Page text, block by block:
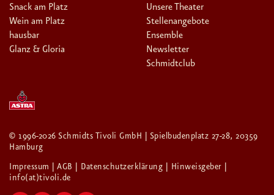
Snack am Platz
Wein am Platz
hausbar
Glanz & Gloria
Unsere Theater
Stellenangebote
Ensemble
Newsletter
Schmidtclub
© 1996-2026 Schmidts Tivoli GmbH | Spielbudenplatz 27-28, 20359
Hamburg
Impressum
| AGB | Datenschutzerklärung | Hinweisgeber
info(at)tivoli.de